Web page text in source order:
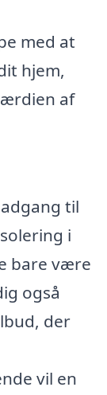
med at
hjem,
af
til
i
bare være
også
der
vil en